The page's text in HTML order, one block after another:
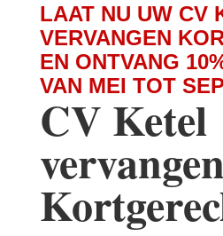
LAAT NU UW CV
VERVANGEN
EN ONTVANG
VAN MEI TOT
CV Ketel
vervangen